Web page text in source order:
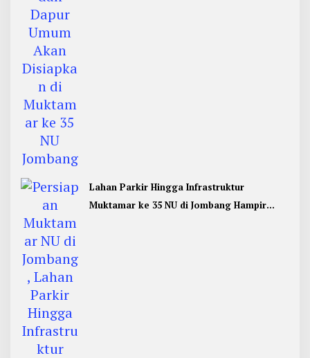
Lahan Parkir Hingga Infrastruktur
Muktamar ke 35 NU di Jombang Hampir